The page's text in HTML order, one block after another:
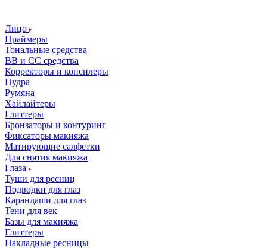
Лицо
Праймеры
Тональные средства
ВВ и СС средства
Корректоры и консилеры
Пудра
Румяна
Хайлайтеры
Глиттеры
Бронзаторы и контуринг
Фиксаторы макияжа
Матирующие салфетки
Для снятия макияжа
Глаза
Туши для ресниц
Подводки для глаз
Карандаши для глаз
Тени для век
Базы для макияжа
Глиттеры
Накладные ресницы